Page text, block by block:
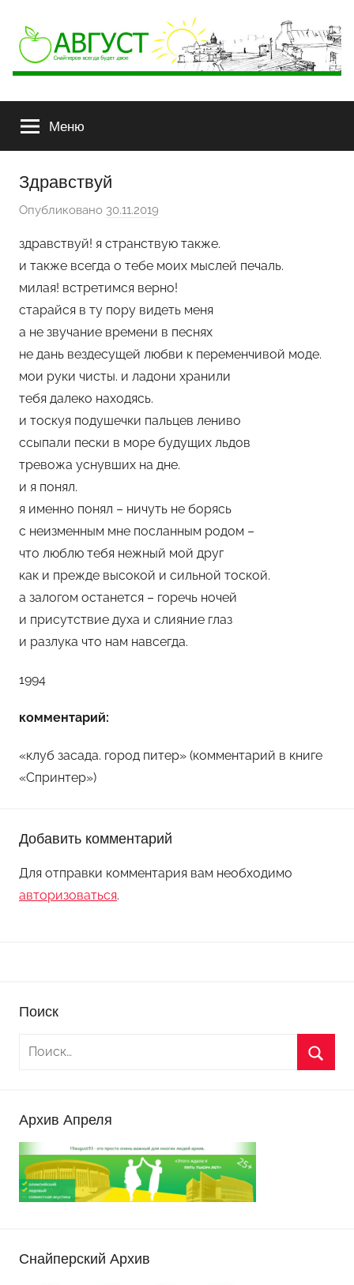
АВГУСТ
будет
двое
Меню
Здравствуй
Опубликовано 30.11.2019
т
о
р
о
м
Х
е
у
л
здравствуй! я странствую также.
и также всегда о тебе моих мыслей печаль.
милая! встретимся верно!
старайся в ту пору видеть меня
а не звучание времени в песнях
не дань вездесущей любви к переменчивой моде.
мои руки чисты. и ладони хранили
тебя далеко находясь.
и тоскуя подушечки пальцев лениво
ссыпали пески в море будущих льдов
тревожа уснувших на дне.
и я понял.
я именно понял – ничуть не борясь
с неизменным мне посланным родом –
что люблю тебя нежный мой друг
как и прежде высокой и сильной тоской.
а залогом останется – горечь ночей
и присутствие духа и слияние глаз
и разлука что нам навсегда.
1994
комментарий:
«клуб засада. город питер» (комментарий в книге
«Спринтер»)
Добавить комментарий
Для отправки комментария вам необходимо
авторизоваться.
Поиск
Архив Апреля
Снайперский Архив